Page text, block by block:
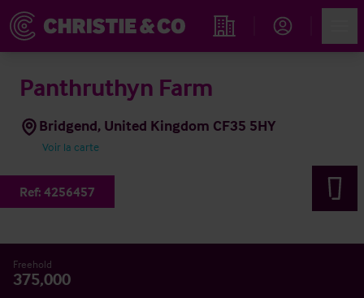
Rechercher un hôtel
Panthruthyn Farm
Bridgend, United Kingdom CF35 5HY
Voir la carte
Ref: 4256457
Freehold
375,000